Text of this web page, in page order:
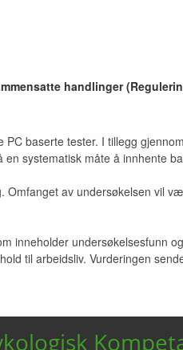
handlinger
baserte tester. I tillegg
systematisk måte å innhente
av undersøkelsen vil
inneholder undersøkelsesfunn
til arbeidsliv. Vurderingen